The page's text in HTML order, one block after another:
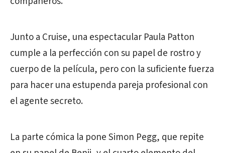
Junto a Cruise, una espectacular Paula Patton
cumple a la perfección con su papel de rostro y
cuerpo de la película, pero con la suficiente fuerza
para hacer una estupenda pareja profesional con
el agente secreto.
La parte cómica la pone Simon Pegg, que repite